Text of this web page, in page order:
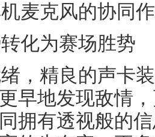
麦克风的协同
化为赛场胜势
，精良的声卡
早地发现敌情
拥有透视般的